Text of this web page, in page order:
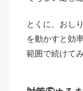
とくに、おし
を動かすと効
範囲で続けて